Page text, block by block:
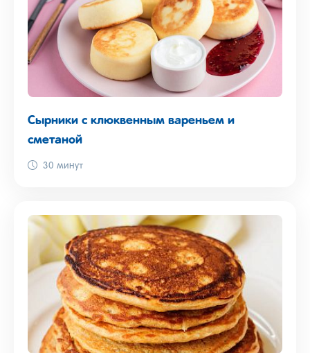
Сырники с клюквенным вареньем и
сметаной
30 минут